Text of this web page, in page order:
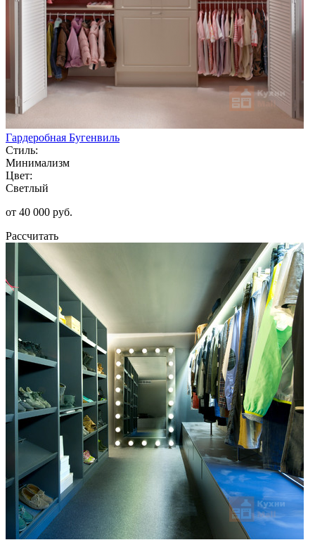
Гардеробная Бугенвиль
Стиль:
Минимализм
Цвет:
Светлый
от 40 000 руб.
Рассчитать